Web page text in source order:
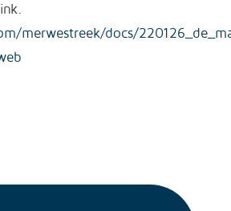
merwestreek/docs/